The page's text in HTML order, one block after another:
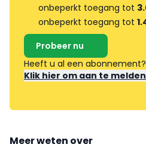
onbeperkt toegang tot
onbeperkt toegang tot
Probeer nu
Heeft u al een abonnement?
Klik hier om aan te melden
Meer weten over